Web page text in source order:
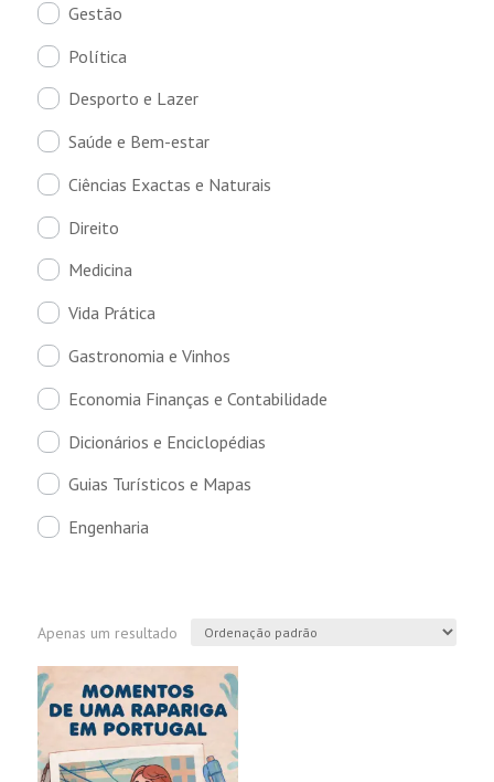
Gestão
Política
Desporto e Lazer
Saúde e Bem-estar
Ciências Exactas e Naturais
Direito
Medicina
Vida Prática
Gastronomia e Vinhos
Economia Finanças e Contabilidade
Dicionários e Enciclopédias
Guias Turísticos e Mapas
Engenharia
Apenas um resultado